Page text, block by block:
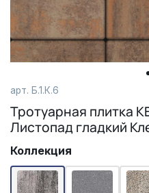
арт. Б.1.К.6
Тротуарная плитка
Листопад гладкий
Коллекция